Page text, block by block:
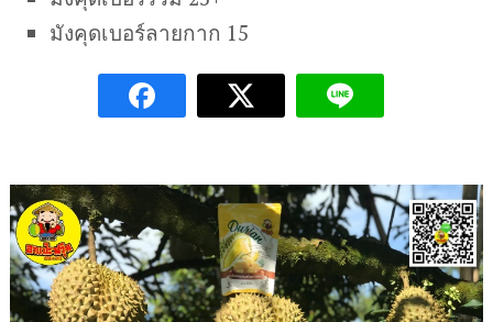
มังคุดเบอร์ลายกาก 15